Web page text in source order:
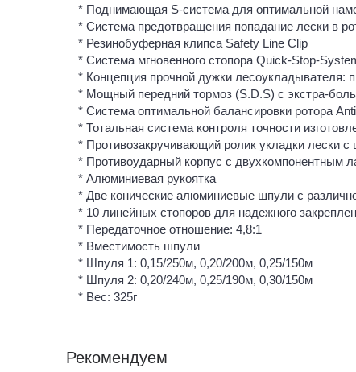
* Поднимающая S-система для оптимальной
* Система предотвращения попадание лески в
* Резинобуферная клипса Safety Line Clip
* Система мгновенного стопора Quick-Stop-
* Концепция прочной дужки лесоукладывателя:
* Мощный передний тормоз (S.D.S) с экстра-
* Система оптимальной балансировки ротора
* Тотальная система контроля точности
* Противозакручивающий ролик укладки лески
* Противоударный корпус с двухкомпонентным
* Алюминиевая рукоятка
* Две конические алюминиевые шпули с
* 10 линейных стопоров для надежного
* Передаточное отношение: 4,8:1
* Вместимость шпули
* Шпуля 1: 0,15/250м, 0,20/200м, 0,25/150м
* Шпуля 2: 0,20/240м, 0,25/190м, 0,30/150м
* Вес: 325г
Рекомендуем